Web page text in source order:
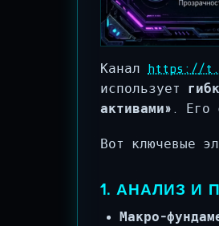
Канал https://
использует
активами» . Его
Вот ключевые
1. АНАЛИЗ И
Макро-